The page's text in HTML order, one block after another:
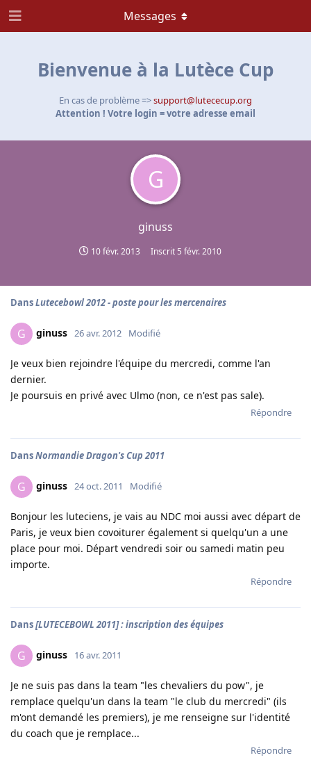
Bienvenue à la Lutèce Cup
En cas de problème =>support@lutececup.org
Attention ! Votre login = votre adresse email
G
ginuss
10 févr. 2013 Inscrit 5 févr. 2010
Messages
DansLutecebowl 2012 - poste pour les mercenaires
G ginuss 26 avr. 2012 Modifié
Je veux bien rejoindre l'équipe du mercredi, comme l'an
dernier.
Je poursuis en privé avec Ulmo (non, ce n'est pas sale).
Répondre
DansNormandie Dragon's Cup 2011
G ginuss 24 oct. 2011 Modifié
Bonjour les luteciens, je vais au NDC moi aussi avec départ de
Paris, je veux bien covoiturer également si quelqu'un a une
place pour moi. Départ vendredi soir ou samedi matin peu
importe.
Répondre
Dans[LUTECEBOWL 2011] : inscription des équipes
G ginuss 16 avr. 2011
Je ne suis pas dans la team "les chevaliers du pow", je
remplace quelqu'un dans la team "le club du mercredi" (ils
m'ont demandé les premiers), je me renseigne sur l'identité
du coach que je remplace...
Répondre